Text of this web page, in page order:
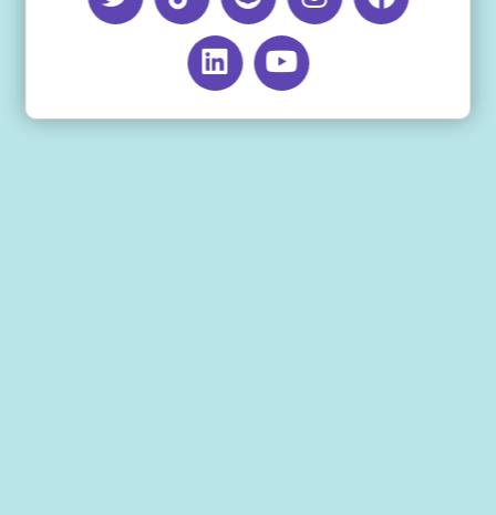
اخر تحديث للمقال: أبريل 18, 2025